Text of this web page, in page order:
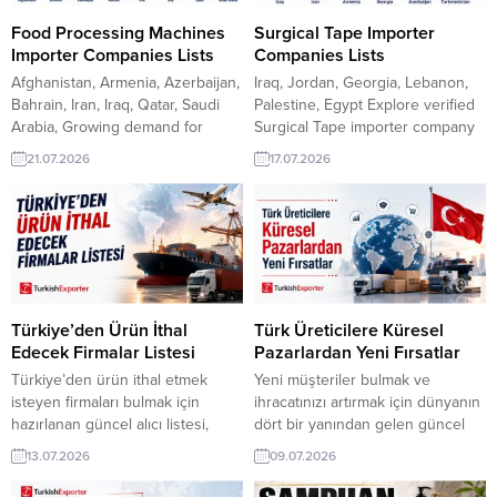
Türkiye’den Seccade Satın Almak
İstiyorNepal Toptancısı,
Kapüşonlu Sweatshirt...
Şekerleme Talep EdiyorTacikistan
Şirketi, Türkiye’den Kablo Almak
İstiyorAfganistan’dan Alıcı, PVC
Boru Parçası...
Food Processing Machines
Importer Companies Lists
Afghanistan, Armenia, Azerbaijan,
Bahrain, Iran, Iraq, Qatar, Saudi
Arabia, Growing demand for
modern food manufacturing is
creating new export
opportunities across Afghanistan,
Armenia, Azerbaijan, Bahrain,
Iran, Iraq, Qatar, and Saudi Arabia.
TurkishExporter helps suppliers
reach verified importers,
distributors, and food industry
buyers with ready-to-use market
research and importer company
lists....
21.07.2026
Surgical Tape Importer
Companies Lists
Iraq, Jordan, Georgia, Lebanon,
Palestine, Egypt Explore verified
Surgical Tape importer company
lists and discover reliable buyers
across key regional markets.
manufacturers reach importers,
distributors, and healthcare
supply companies with practical
market intelligence and ready
export opportunities. Access
targeted importer databases,
save time on prospecting, and
connect with...
17.07.2026
Türkiye’den Ürün İthal
Edecek Firmalar Listesi
Türkiye’den ürün ithal etmek
isteyen firmaları bulmak için
hazırlanan güncel alıcı listesi,
ihracatçılara yeni pazar kapıları
açıyor. TurkishExporter‘da, farklı
sektörlerden uluslararası
13.07.2026
Türk Üreticilere Küresel
Pazarlardan Yeni Fırsatlar
Yeni müşteriler bulmak ve
ihracatınızı artırmak için dünyanın
dört bir yanından gelen güncel
alıcı taleplerini keşfedin.
TurkishExporter ile sektörünüze
uygun ithalatçı firmalara ulaşın,
09.07.2026